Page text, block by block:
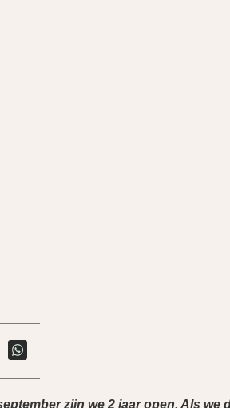
zijn we 2 jaar open. Als we